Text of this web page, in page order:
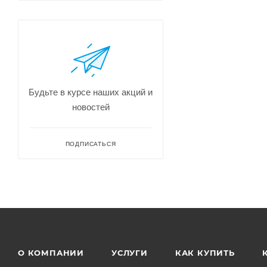
Будьте в курсе наших акций и
новостей
ПОДПИСАТЬСЯ
О КОМПАНИИ УСЛУГИ КАК КУПИТЬ